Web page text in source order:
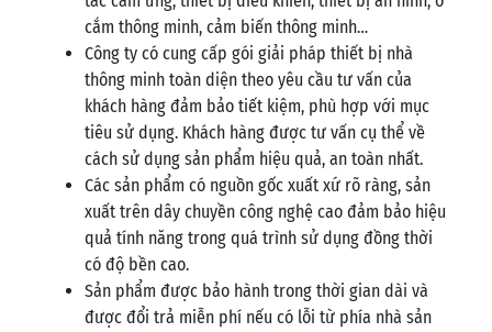
cắm thông minh, cảm biến thông minh…
Công ty có cung cấp gói giải pháp thiết bị nhà
thông minh toàn diện theo yêu cầu tư vấn của
khách hàng đảm bảo tiết kiệm, phù hợp với mục
tiêu sử dụng. Khách hàng được tư vấn cụ thể về
cách sử dụng sản phẩm hiệu quả, an toàn nhất.
Các sản phẩm có nguồn gốc xuất xứ rõ ràng, sản
xuất trên dây chuyền công nghệ cao đảm bảo hiệu
quả tính năng trong quá trình sử dụng đồng thời
có độ bền cao.
Sản phẩm được bảo hành trong thời gian dài và
được đổi trả miễn phí nếu có lỗi từ phía nhà sản